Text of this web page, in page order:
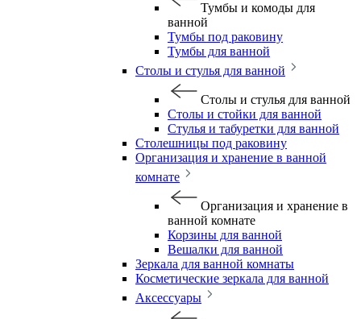
Тумбы и комоды для
ванной
Тумбы под раковину
Тумбы для ванной
Столы и стулья для ванной
Столы и стулья для ванной
Столы и стойки для ванной
Стулья и табуретки для ванной
Столешницы под раковину
Организация и хранение в ванной
комнате
Организация и хранение в
ванной комнате
Корзины для ванной
Вешалки для ванной
Зеркала для ванной комнаты
Косметические зеркала для ванной
Аксессуары